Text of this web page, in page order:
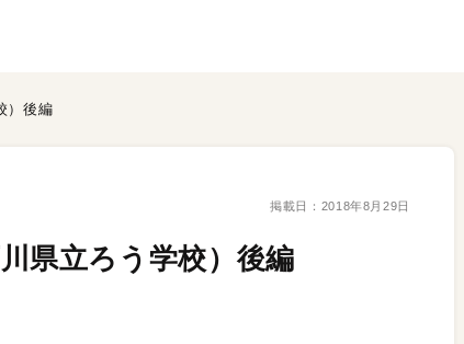
）後編
掲載日： 2018年8月29日
県立ろう学校）後編